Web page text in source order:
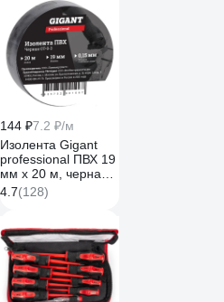
144 ₽7.2 ₽/м
Изолента Gigant
professional ПВХ 19
мм х 20 м, черная
GT-0-3
4.7(128)